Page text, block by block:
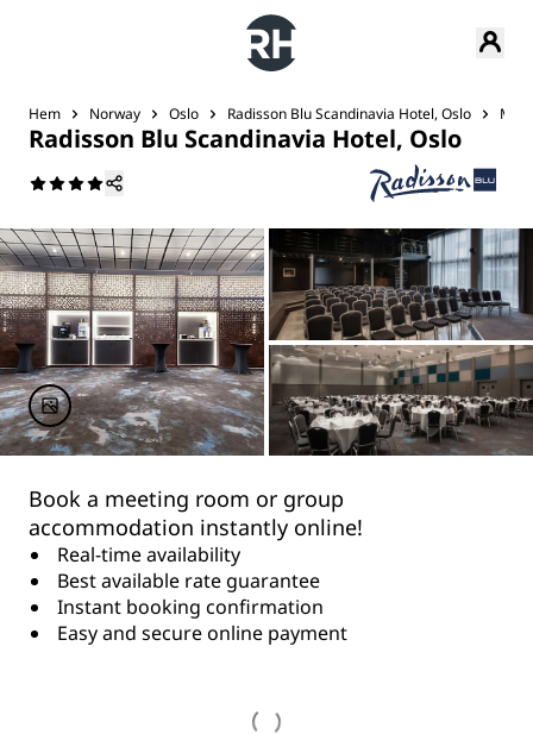
Hem Norway Oslo Radisson Blu Scandinavia Hotel, Oslo
Radisson Blu Scandinavia Hotel, Oslo
Book a meeting room or group
accommodation instantly online!
Real-time availability
Best available rate guarantee
Instant booking confirmation
Easy and secure online payment